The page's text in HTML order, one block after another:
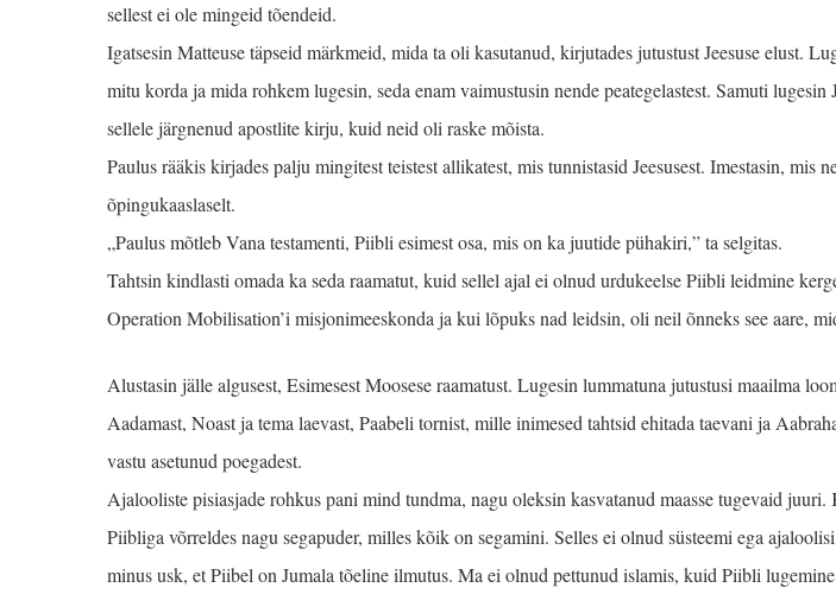
sellest ei ole mingeid tõendeid.
Igatsesin Matteuse täpseid märkmeid, mida ta oli kasutanud, kirjutades ju­tustust Jeesuse elust.
mitu korda ja mida rohkem lugesin, seda enam vai­mustusin nende peatege­lastest. Samuti lugesin
sellele järgnenud apostlite kirju, kuid neid oli raske mõista.
Paulus rääkis kirjades palju mingitest teistest allikatest, mis tunnistasid Jeesusest. Imestasin, mis
õpingukaaslaselt.
„Paulus mõtleb Vana testamenti, Piibli esimest osa, mis on ka juutide pühakiri,” ta selgitas.
Tahtsin kindlasti omada ka seda raamatut, kuid sellel ajal ei olnud urdukeelse Piibli leidmine
Operation Mobilisation’i misjonimeeskonda ja kui lõpuks nad leidsin, oli neil õnneks see aare,
Alustasin jälle algusest, Esimesest Moosese raama­tust. Lugesin lummatuna jutustusi maailma
Aada­mast, Noast ja tema laevast, Paabeli tornist, mille inimesed tahtsid ehitada taevani ja
vastu asetunud poegadest.
Ajalooliste pisiasjade rohkus pani mind tundma, nagu oleksin kasvatanud maasse tugevaid juuri.
Piibliga võrreldes nagu segapuder, milles kõik on segamini. Selles ei olnud süsteemi ega
minus usk, et Piibel on Jumala tõeline ilmutus. Ma ei olnud pettunud islamis, kuid Piibli